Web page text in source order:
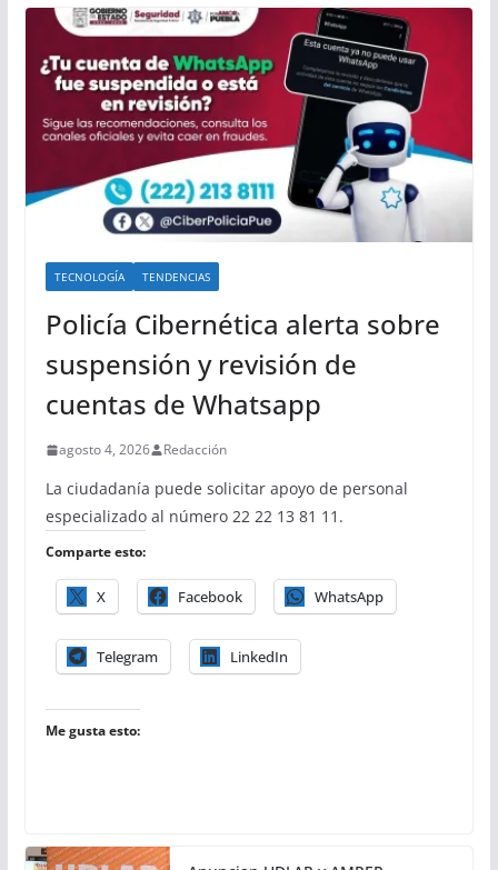
TECNOLOGÍA TENDENCIAS
Policía Cibernética alerta sobre
suspensión y revisión de
cuentas de Whatsapp
agosto 4, 2026 Redacción
La ciudadanía puede solicitar apoyo de personal
especializado al número 22 22 13 81 11.
Comparte esto:
X Facebook WhatsApp
Telegram LinkedIn
Me gusta esto: